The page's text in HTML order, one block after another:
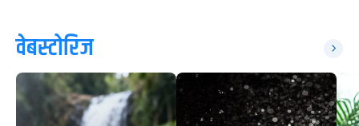
वेबस्टोरिज